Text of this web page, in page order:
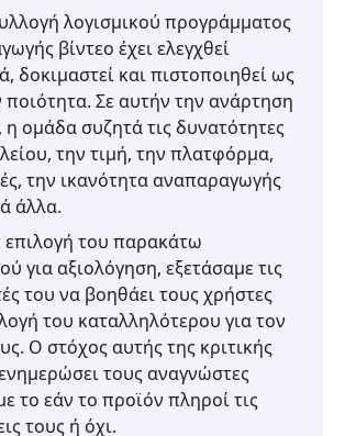
λογισμικού προγράμματος
βίντεο έχει ελεγχθεί
δοκιμαστεί και πιστοποιηθεί ως
Σε αυτήν την ανάρτηση
η ομάδα συζητά τις δυνατότητες
την τιμή, την πλατφόρμα,
την ικανότητα αναπαραγωγής
άλλα.
επιλογή του παρακάτω
για αξιολόγηση, εξετάσαμε τις
του να βοηθάει τους χρήστες
του καταλληλότερου για τον
Ο στόχος αυτής της κριτικής
τους αναγνώστες
το εάν το προϊόν πληροί τις
τους ή όχι.